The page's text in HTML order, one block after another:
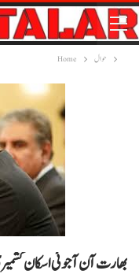
Home حوال
بھارت آن آجوئی اسکان